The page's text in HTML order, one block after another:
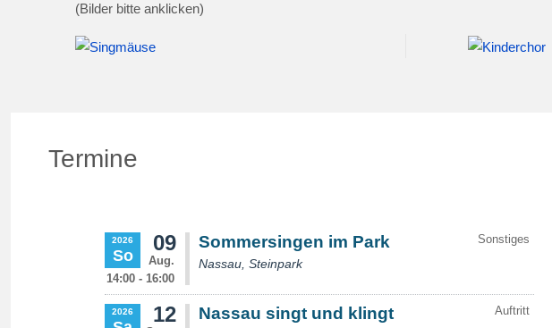
(Bilder bitte anklicken)
Termine